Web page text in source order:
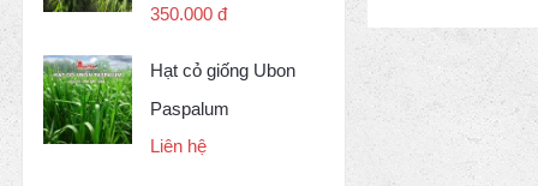
350.000 đ
Hạt cỏ giống Ubon
Paspalum
Liên hệ